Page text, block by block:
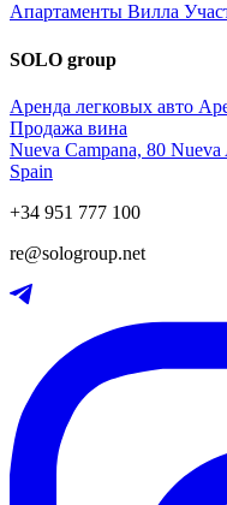
Апартаменты Вилла
SOLO group
Аренда легковых авто
Продажа вина
Nueva Campana, 80
Spain
+34 951 777 100
re@sologroup.net